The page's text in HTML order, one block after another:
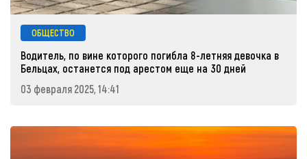
ОБЩЕСТВО
Водитель, по вине которого погибла 8-летняя девочка в
Бельцах, останется под арестом еще на 30 дней
03 февраля 2025, 14:41